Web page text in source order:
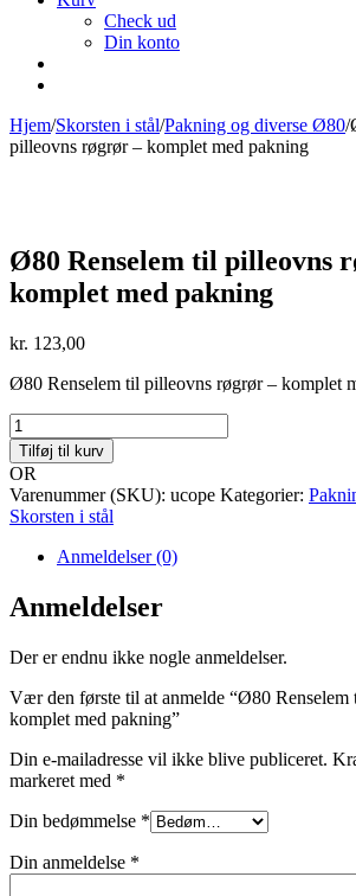
Check ud
Din konto
Hjem/Skorsten i stål/Pakning og diverse Ø80/
pilleovns røgrør – komplet med pakning
Ø80 Renselem til pilleovns
komplet med pakning
kr. 123,00
Ø80 Renselem til pilleovns røgrør – komplet
Ø80
Renselem
til
pilleovns
røgrør
-
komplet
pakning
antal
Tilføj til kurv
OR
Varenummer (SKU): ucope Kategorier:
Skorsten i stål
Anmeldelser (0)
Anmeldelser
Der er endnu ikke nogle anmeldelser.
Vær den første til at anmelde “Ø80
komplet med pakning”
Din e-mailadresse vil ikke blive publiceret.
markeret med *
Din bedømmelse *
Din anmeldelse *